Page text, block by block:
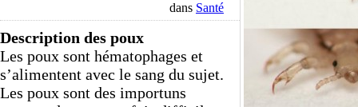
dans Santé
Description des poux
Les poux sont hématophages et
s’alimentent avec le sang du sujet.
Les poux sont des importuns